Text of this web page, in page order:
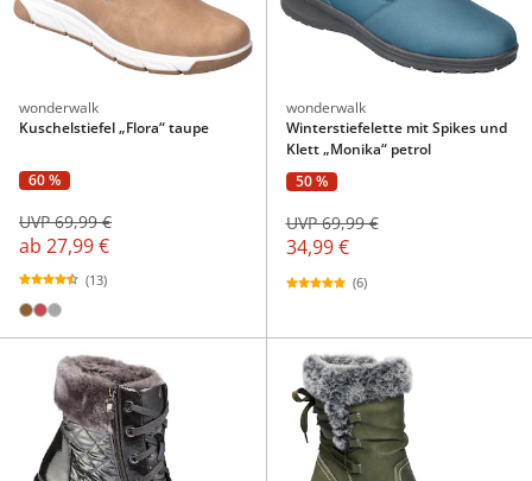
wonderwalk
Kuschelstiefel „Flora“ taupe
60 %
ab 27,99 €
UVP 69,99 €
(13)
wonderwalk
Winterstiefelette mit Spikes und
Klett „Monika“ petrol
50 %
34,99 €
UVP 69,99 €
(6)